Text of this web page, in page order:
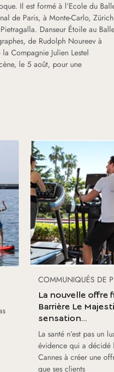
Il est formé à l’Ecole du
de Paris, à Monte-Carlo, Zürich
Danseur Étoile au
de Rudolph Noureev à
Compagnie Julien Lestel
le 5 août, pour une
COMMUNIQUÉS DE
La nouvelle offre
Barrière Le
sensation…
La santé n’est pas un
évidence qui a décidé
Cannes à créer une
que ses clients